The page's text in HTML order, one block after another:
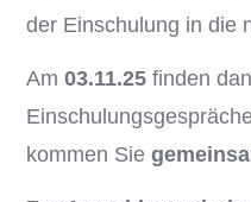
der Einschulung in die
Am03.11.25 finden
kommen Sie